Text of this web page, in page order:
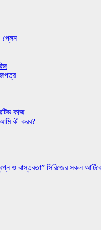
প্লেন
কাজ
কী করব?
ও বাস্তবতা” সিরিজের সকল